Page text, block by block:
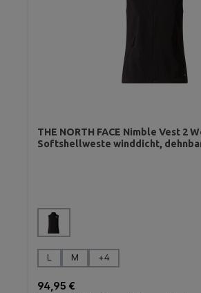
THE NORTH FACE Nimble Vest 2
Softshellweste winddicht,
Farbe
Größeauswählen
L M +4
Regulärer Preis:
94,95 €